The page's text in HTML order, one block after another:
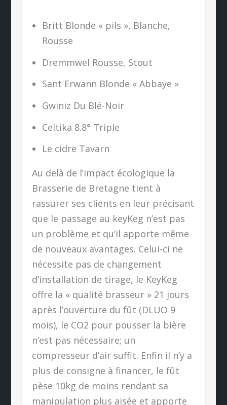
Britt Blonde « pils », Blanche,
Rousse
Dremmwel Rousse, Stout
Sant Erwann Blonde « Abbaye »
Gwiniz Du Blé-Noir
Celtika 8.8° Triple
Le cidre Tavarn
Au delà de l’impact écologique la
Brasserie de Bretagne tient à
rassurer ses clients en leur précisant
que le passage au keyKeg n’est pas
un problème et qu’il apporte même
de nouveaux avantages. Celui-ci ne
nécessite pas de changement
d’installation de tirage, le KeyKeg
offre la « qualité brasseur » 21 jours
après l’ouverture du fût (DLUO 9
mois), le CO2 pour pousser la bière
n’est pas nécessaire; un
compresseur d’air suffit. Enfin il n’y a
plus de consigne à financer, le fût
pèse 10kg de moins rendant sa
manipulation plus aisée et apporte